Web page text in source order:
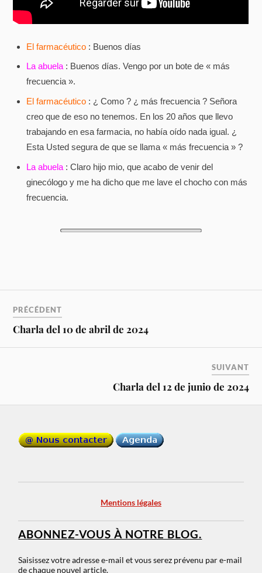
El farmacéutico : Buenos días
La abuela : Buenos días. Vengo por un bote de « más
frecuencia ».
El farmacéutico : ¿ Como ? ¿ más frecuencia ? Señora
creo que de eso no tenemos. En los 20 años que llevo
trabajando en esa farmacia, no había oído nada igual. ¿
Esta Usted segura de que se llama « más frecuencia » ?
La abuela : Claro hijo mio, que acabo de venir del
ginecólogo y me ha dicho que me lave el chocho con más
frecuencia.
PRÉCÉDENT
Charla del 10 de abril de 2024
SUIVANT
Charla del 12 de junio de 2024
Mentions légales
ABONNEZ-VOUS À NOTRE BLOG.
Saisissez votre adresse e-mail et vous serez prévenu par e-mail
de chaque nouvel article.